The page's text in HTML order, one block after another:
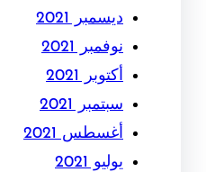
ديسمبر 2021
نوفمبر 2021
أكتوبر 2021
سبتمبر 2021
أغسطس 2021
يوليو 2021